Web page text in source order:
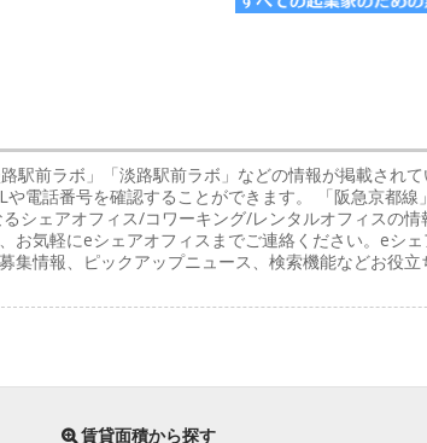
駅前ラボ」「淡路駅前ラボ」などの情報が掲載され
電話番号を確認することができます。 「阪急京都線
シェアオフィス/コワーキング/レンタルオフィスの
気軽にeシェアオフィスまでご連絡ください。eシ
情報、ピックアップニュース、検索機能などお役立
賃貸面積から探す